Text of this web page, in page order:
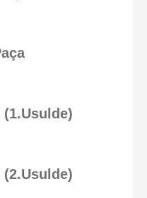
(1.Usulde)
(2.Usulde)